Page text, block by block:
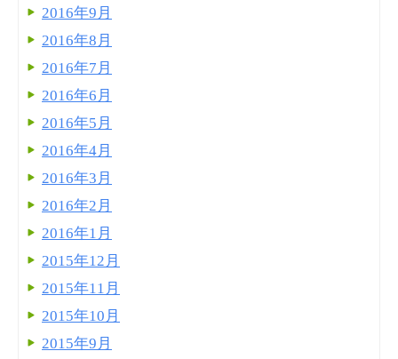
2016年9月
2016年8月
2016年7月
2016年6月
2016年5月
2016年4月
2016年3月
2016年2月
2016年1月
2015年12月
2015年11月
2015年10月
2015年9月